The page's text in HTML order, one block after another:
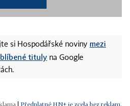
si Hospodářské noviny mezi
tituly na Google
Předplatné HN+ je zcela bez reklam.